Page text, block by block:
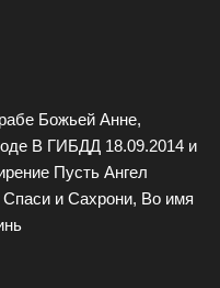
Божьей Анне,
В ГИБДД 18.09.2014 и
Пусть Ангел
и Сахрони, Во имя